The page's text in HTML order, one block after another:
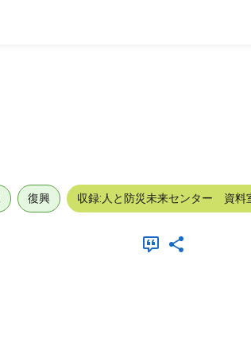
復興 収録:人と防災未来センター 資料